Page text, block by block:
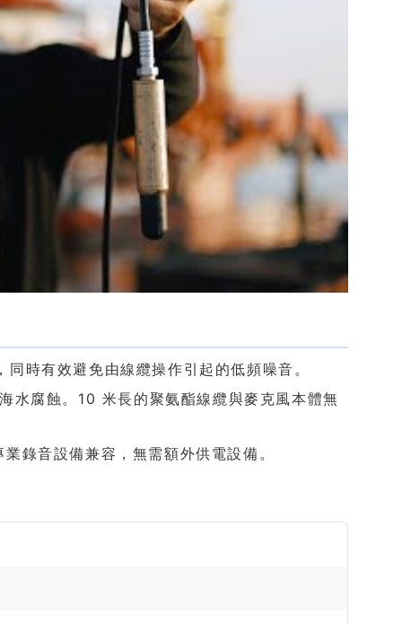
時有效避免由線纜操作引起的低頻噪音。
水腐蝕。10 米長的聚氨酯線纜與麥克風本體無
錄音設備兼容，無需額外供電設備。